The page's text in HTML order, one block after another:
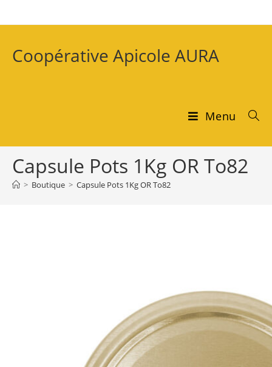
Coopérative Apicole AURA
Menu
Capsule Pots 1Kg OR To82
> Boutique > Capsule Pots 1Kg OR To82